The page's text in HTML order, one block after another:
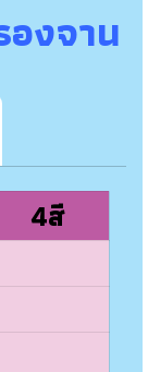
งจาน
4สี